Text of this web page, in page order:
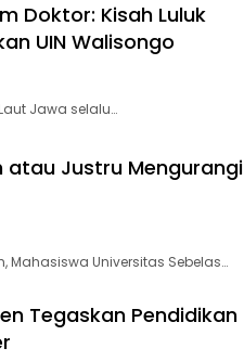
Doktor: Kisah Luluk
UIN Walisongo
Jawa selalu…
atau Justru Mengurangi
Mahasiswa Universitas Sebelas…
Tegaskan Pendidikan